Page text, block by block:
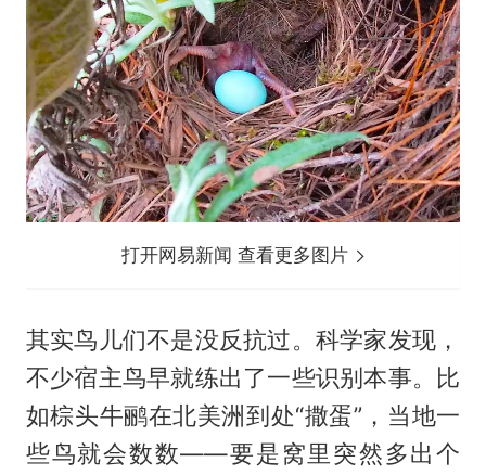
打开网易新闻 查看更多图片
其实鸟儿们不是没反抗过。科学家发现，
不少宿主鸟早就练出了一些识别本事。比
如棕头牛鹂在北美洲到处“撒蛋”，当地一
些鸟就会数数——要是窝里突然多出个